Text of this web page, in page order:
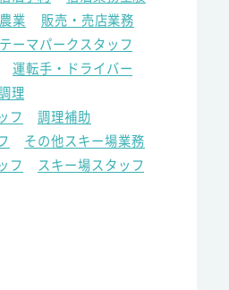
農業
販売・売店業務
テーマパークスタッフ
運転手・ドライバー
理
フ
調理補助
その他スキー場業務
フ
スキー場スタッフ